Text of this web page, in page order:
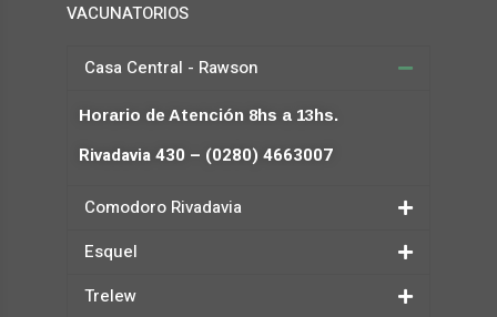
VACUNATORIOS
Casa Central - Rawson
Horario de Atención 8hs a 13hs.
Rivadavia 430 – (0280) 4663007
Comodoro Rivadavia
Esquel
Trelew